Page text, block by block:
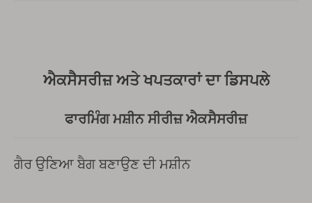
ਐਕਸੈਸਰੀਜ਼ ਅਤੇ ਖਪਤਕਾਰਾਂ ਦਾ ਡਿਸਪਲੇ
ਫਾਰਮਿੰਗ ਮਸ਼ੀਨ ਸੀਰੀਜ਼ ਐਕਸੈਸਰੀਜ਼
ਗੈਰ ਉਣਿਆ ਬੈਗ ਬਣਾਉਣ ਦੀ ਮਸ਼ੀਨ